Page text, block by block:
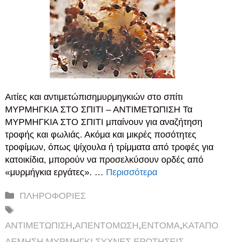
Αιτίες και αντιμετώπισημυρμηγκιών στο σπίτι
ΜΥΡΜΗΓΚΙΑ ΣΤΟ ΣΠΙΤΙ – ΑΝΤΙΜΕΤΩΠΙΣΗ Τα
ΜΥΡΜΗΓΚΙΑ ΣΤΟ ΣΠΙΤΙ μπαίνουν για αναζήτηση
τροφής και φωλιάς. Ακόμα και μικρές ποσότητες
τροφίμων, όπως ψίχουλα ή τρίμματα από τροφές για
κατοικίδια, μπορούν να προσελκύσουν ορδές από
«μυρμήγκια εργάτες». … Περισσότερα
Κατηγορίες
ΠΛΗΡΟΦΟΡΙΕΣ
ΑΝΤΙΜΕΤΩΠΙΣΗ,ΑΠΕΝΤΟΜΩΣΗ,ΕΝΤΟΜΑ,ΚΑΤΑΠΟ